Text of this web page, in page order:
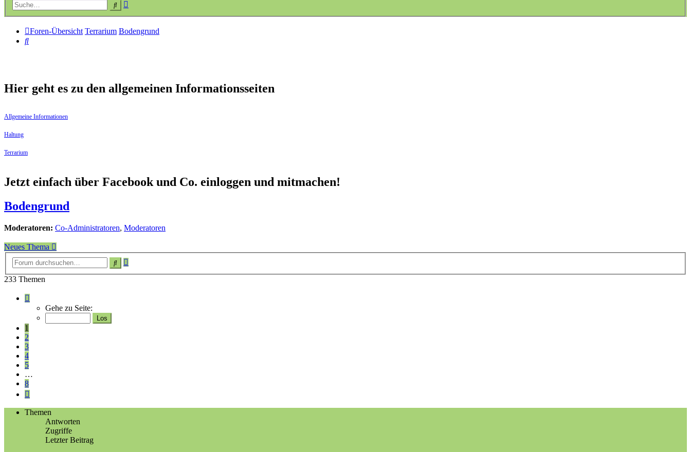
Suche
Foren-Übersicht Terrarium Bodengrund
Suche
Hier geht es zu den allgemeinen Informationsseiten
Allgemeine Informationen
Haltung
Terrarium
Jetzt einfach über Facebook und Co. einloggen und mitmachen!
Bodengrund
Moderatoren: Co-Administratoren, Moderatoren
Neues Thema
SucheErweiterte
Suche
233 Themen
Seite
1
von
Gehe zu Seite:
1
2
3
4
5
…
8
Nächste
Themen
Antworten
Zugriffe
Letzter Beitrag